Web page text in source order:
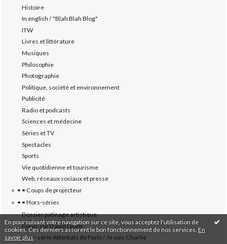
En poursuivant votre navigation sur ce site, vous acceptez l'utilisation de
cookies. Ces derniers assurent le bon fonctionnement de nos services. En
savoir plus.
Histoire
In english / "Blah Blah Blog"
ITW
Livres et littérature
Musiques
Philosophie
Photographie
Politique, société et environnement
Publicité
Radio et podcasts
Sciences et médecine
Séries et TV
Spectacles
Sports
Vie quotidienne et tourisme
Web, réseaux sociaux et presse
• • Coups de projecteur
• • Hors-séries
Dossier patinage artistique
Focus sur David Lynch
Hors-série Attentats de Paris / Je suis Charlie